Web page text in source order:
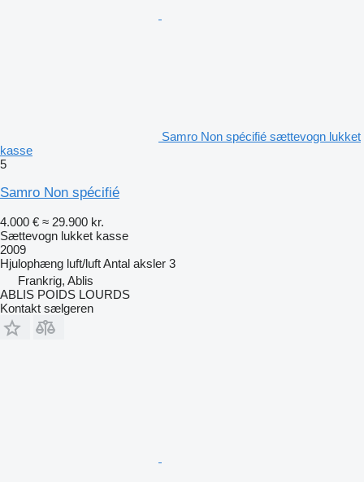
Samro Non spécifié sættevogn lukket
kasse
5
Samro Non spécifié
4.000 € ≈ 29.900 kr.
Sættevogn lukket kasse
2009
Hjulophæng luft/luftAntal aksler 3
Frankrig, Ablis
ABLIS POIDS LOURDS
Kontakt sælgeren